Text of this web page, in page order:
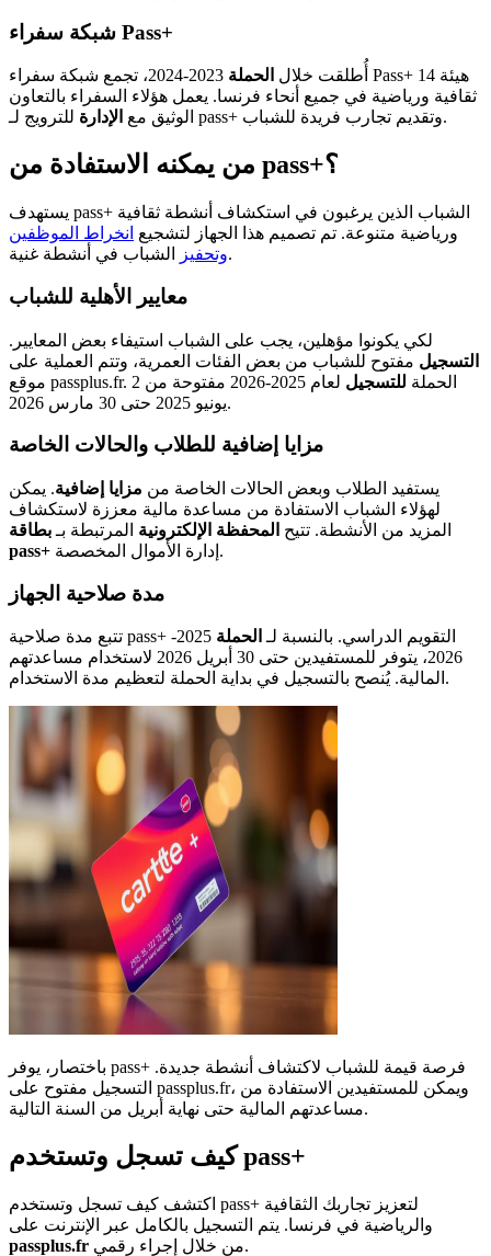
شبكة سفراء Pass+
أُطلقت خلال الحملة
2023-2024، تجمع شبكة سفراء Pass+ 14 هيئة
ثقافية ورياضية في جميع أنحاء فرنسا. يعمل هؤلاء السفراء بالتعاون
الوثيق مع الإدارة للترويج لـ pass+ وتقديم تجارب فريدة للشباب.
من يمكنه الاستفادة من pass+؟
يستهدف pass+ الشباب الذين يرغبون في استكشاف أنشطة ثقافية
ورياضية متنوعة. تم تصميم هذا الجهاز لتشجيع انخراط الموظفين
وتحفيزالشباب في أنشطة غنية.
معايير الأهلية للشباب
لكي يكونوا مؤهلين، يجب على الشباب استيفاء بعض المعايير.
التسجيل مفتوح للشباب من بعض الفئات العمرية، وتتم العملية على
موقع passplus.fr. الحملة للتسجيل
لعام 2025-2026 مفتوحة من 2
يونيو 2025 حتى 30 مارس 2026.
مزايا إضافية للطلاب والحالات الخاصة
يستفيد الطلاب وبعض الحالات الخاصة من مزايا إضافية. يمكن
لهؤلاء الشباب الاستفادة من مساعدة مالية معززة لاستكشاف
المزيد من الأنشطة. تتيح المحفظة الإلكترونية المرتبطة بـ بطاقة
pass+
إدارة الأموال المخصصة.
مدة صلاحية الجهاز
تتبع مدة صلاحية pass+ التقويم الدراسي. بالنسبة لـ الحملة
2025-
2026، يتوفر للمستفيدين حتى 30 أبريل 2026 لاستخدام مساعدتهم
المالية. يُنصح بالتسجيل في بداية الحملة لتعظيم مدة الاستخدام.
باختصار، يوفر pass+ فرصة قيمة للشباب لاكتشاف أنشطة جديدة.
التسجيل مفتوح على passplus.fr، ويمكن للمستفيدين الاستفادة من
مساعدتهم المالية حتى نهاية أبريل من السنة التالية.
كيف تسجل وتستخدم pass+
اكتشف كيف تسجل وتستخدم pass+ لتعزيز تجاربك الثقافية
والرياضية في فرنسا. يتم التسجيل بالكامل عبر الإنترنت على
passplus.fr
من خلال إجراء رقمي.